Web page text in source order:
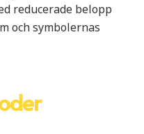
reducerade belopp
och symbolernas